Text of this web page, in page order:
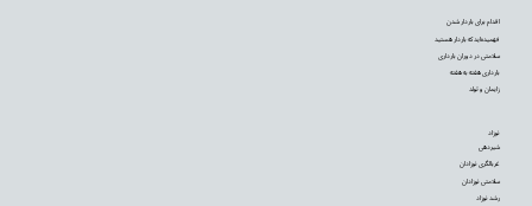
نوزاد
شیردهی
غربالگری نوزادان
سلامتی نوزادان
رشد نوزاد
اقدام برای باردار شدن
فهمیده‌اید که باردار هستید
سلامتی در دوران بارداری
بارداری هفته به هفته
زایمان و تولد